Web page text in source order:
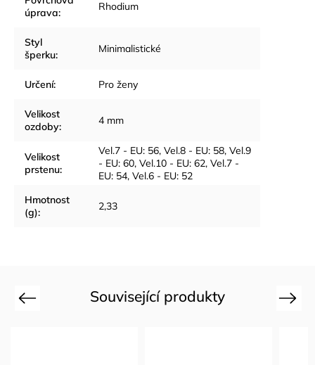
úprava: Rhodium
Styl
šperku: Minimalistické
Určení: Pro ženy
Velikost
ozdoby: 4 mm
Velikost
prstenu:
Vel.7 - EU: 56, Vel.8 - EU: 58, Vel.9
- EU: 60, Vel.10 - EU: 62, Vel.7 -
EU: 54, Vel.6 - EU: 52
Hmotnost
(g): 2,33
Související produkty
Previous Next